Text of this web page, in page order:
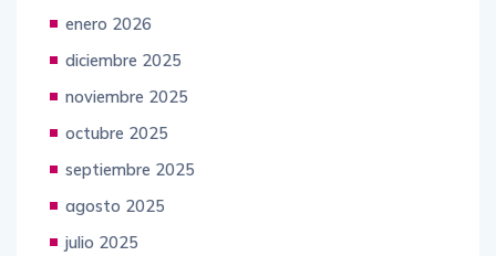
enero 2026
diciembre 2025
noviembre 2025
octubre 2025
septiembre 2025
agosto 2025
julio 2025